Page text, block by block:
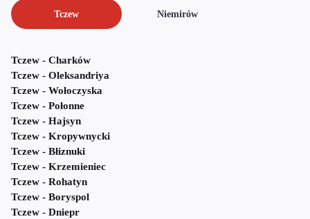
Tczew Niemirów
Tczew - Charków
Tczew - Oleksandriya
Tczew - Wołoczyska
Tczew - Połonne
Tczew - Hajsyn
Tczew - Kropywnycki
Tczew - Błiznuki
Tczew - Krzemieniec
Tczew - Rohatyn
Tczew - Boryspol
Tczew - Dniepr